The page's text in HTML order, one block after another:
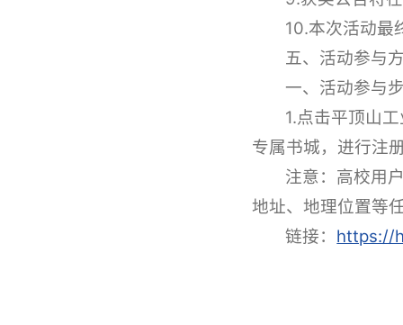
10.本次活动最
五、 活动参与
一、活动参与
1.点击平顶山
专属书城，进行注
注意： 高校用
地址、地理位置等
链接： https://